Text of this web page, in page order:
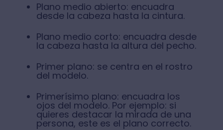
Plano medio abierto: encuadra
desde la cabeza hasta la cintura.
Plano medio corto: encuadra desde
la cabeza hasta la altura del pecho.
Primer plano: se centra en el rostro
del modelo.
Primerísimo plano: encuadra los
ojos del modelo. Por ejemplo: si
quieres destacar la mirada de una
persona, este es el plano correcto.